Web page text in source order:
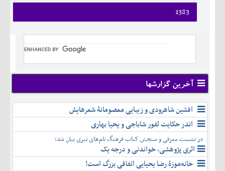
1383
فروردين
تير
مرداد
شهريور
مهر
آبان
آذر
دی
بهمن
اسفند
آخرین گزارشها
افشین شاهرودی و زیبایی معصومانۀ شعرهایش
اندر حکایت لفور شاباجی و یحیا بهاری
در نشست معرفی و سنجش کتاب فرهنگ نام‌های تبری بیان شد:
اثری پژوهشی، خواندنی و درجه یک
خانه‌موزۀ رضا یحیایی اتفاقی بزرگ است!